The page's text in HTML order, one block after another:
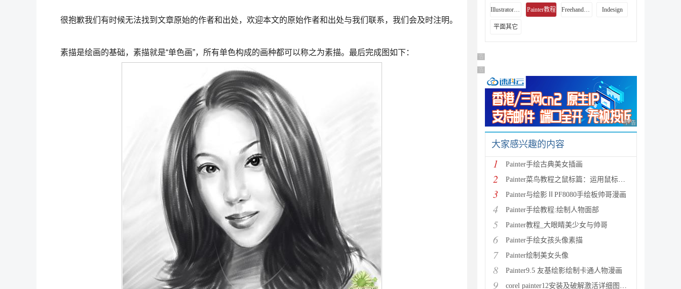
很抱歉我们有时候无法找到文章原始的作者和出处，欢迎本文的原始作者和出处与我们联系，我们会及时注明。
素描是绘画的基础，素描就是“单色画”，所有单色构成的画种都可以称之为素描。最后完成图如下：
Illustrator教程 Painter教程 Freehand教程 Indesign
平面其它
广告 商业广告，理性选择
广告 商业广告，理性选择
广告 商业广告，理性
大家感兴趣的内容
1 Painter手绘古典美女插画
2 Painter菜鸟教程之鼠标篇：运用鼠标绘画制作技巧
3 Painter与绘影ⅡPF8080手绘板帅哥漫画
4 Painter手绘教程:绘制人物面部
5 Painter教程_大眼睛美少女与帅哥
6 Painter手绘女孩头像素描
7 Painter绘制美女头像
8 Painter9.5 友基绘影绘制卡通人物漫画
9 corel painter12安装及破解激活详细图文教程